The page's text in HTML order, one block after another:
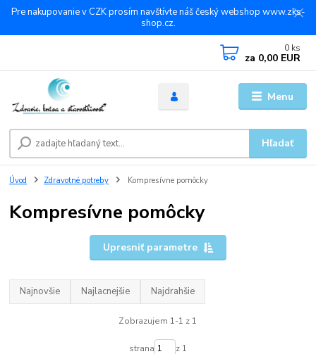
Pre nakupovanie v CZK prosím navštívte náš český webshop www.zks-
shop.cz.
Menu
Hľadať
0 ks
za 0,00 EUR
Úvod Zdravotné potreby Kompresívne pomôcky
Kompresívne pomôcky
Upresniť parametre
Najnovšie Najlacnejšie Najdrahšie
Zobrazujem 1-1 z 1
strana z 1